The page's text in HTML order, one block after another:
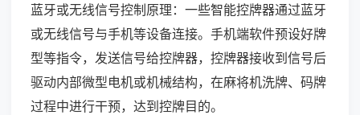
蓝牙或无线信号控制原理：一些智能控牌器通过蓝牙
或无线信号与手机等设备连接。手机端软件预设好牌
型等指令，发送信号给控牌器，控牌器接收到信号后
驱动内部微型电机或机械结构，在麻将机洗牌、码牌
过程中进行干预，达到控牌目的。